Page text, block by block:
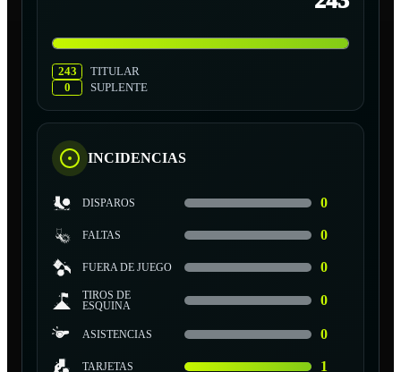
243
TITULAR
0
SUPLENTE
INCIDENCIAS
DISPAROS 0
FALTAS 0
FUERA DE JUEGO 0
TIROS DE
ESQUINA
0
ASISTENCIAS 0
TARJETAS 1